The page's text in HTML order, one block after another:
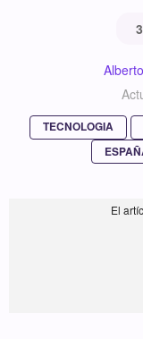
3
TECNOLOGIA